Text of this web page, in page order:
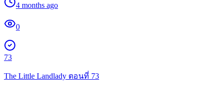
4 months ago
0
73
The Little Landlady ตอนที่ 73